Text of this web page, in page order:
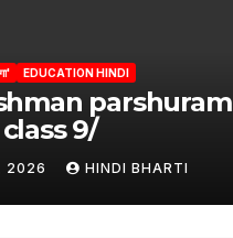
EDUCATION HINDI
parshuram
9/
2026 HINDI BHARTI